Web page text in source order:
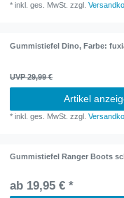
*inkl. ges. MwSt. zzgl.
Gummistiefel Dino, Farbe:
UVP 29,99 €
Artikel
*inkl. ges. MwSt. zzgl.
Gummistiefel Ranger Boots
ab 19,95 € *